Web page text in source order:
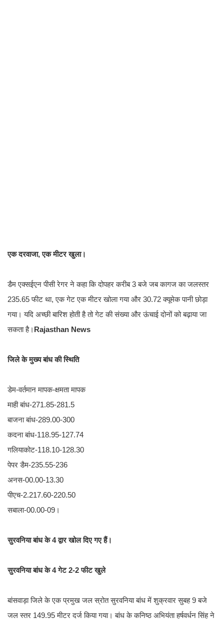
एक दरवाजा, एक मीटर खुला।
डैम एक्सईएन पीसी रेगर ने कहा कि दोपहर करीब 3 बजे जब कागज का जलस्तर
235.65 फीट था, एक गेट एक मीटर खोला गया और 30.72 क्यूमेक पानी छोड़ा
गया। यदि अच्छी बारिश होती है तो गेट की संख्या और ऊंचाई दोनों को बढ़ाया जा
सकता है। Rajasthan News
जिले के मुख्य बांध की स्थिति
डेम-वर्तमान मापक-क्षमता मापक
माही बांध-271.85-281.5
बाजना बांध-289.00-300
कदना बांध-118.95-127.74
गलियाकोट-118.10-128.30
पेपर डैम-235.55-236
अनस-00.00-13.30
पीएच-2.217.60-220.50
सबाला-00.00-09।
सुरवनिया बांध के 4 द्वार खोल दिए गए हैं।
सुरवनिया बांध के 4 गेट 2-2 फीट खुले
बांसवाड़ा जिले के एक प्रमुख जल स्रोत सुरवनिया बांध में शुक्रवार सुबह 9 बजे
जल स्तर 149.95 मीटर दर्ज किया गया। बांध के कनिष्ठ अभियंता हर्षवर्धन सिंह ने